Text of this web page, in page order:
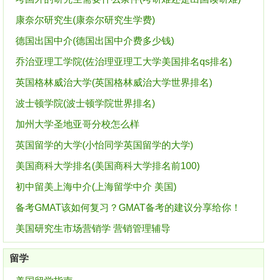
康奈尔研究生(康奈尔研究生学费)
德国出国中介(德国出国中介费多少钱)
乔治亚理工学院(佐治理亚理工大学美国排名qs排名)
英国格林威治大学(英国格林威治大学世界排名)
波士顿学院(波士顿学院世界排名)
加州大学圣地亚哥分校怎么样
英国留学的大学(小怡同学英国留学的大学)
美国商科大学排名(美国商科大学排名前100)
初中留美上海中介(上海留学中介 美国)
备考GMAT该如何复习？GMAT备考的建议分享给你！
美国研究生市场营销学 营销管理辅导
留学